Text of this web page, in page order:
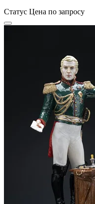
Статус Цена по запросу